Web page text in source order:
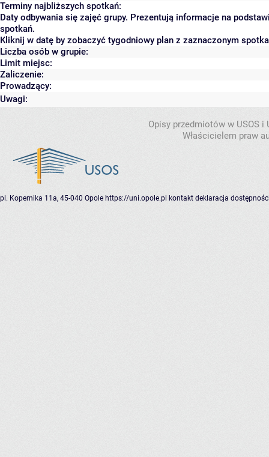
Terminy najbliższych spotkań:
Daty odbywania się zajęć grupy. Prezentują informacje na
spotkań.
Kliknij w datę by zobaczyć tygodniowy plan z zaznaczonym
Liczba osób w grupie:
Limit miejsc:
Zaliczenie:
Prowadzący:
Uwagi:
Opisy przedmiotów w USOS
Właścicielem praw
pl. Kopernika 11a, 45-040 Opole https://uni.opole.pl kontakt deklaracja